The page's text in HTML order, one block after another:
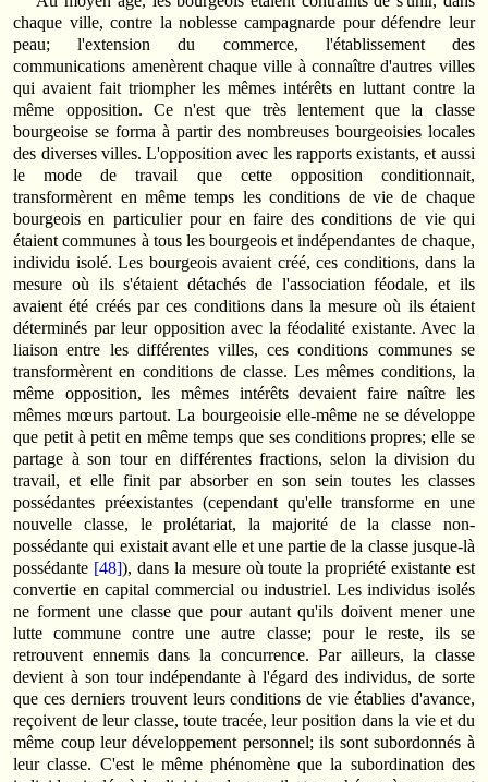
chaque ville, contre la noblesse campagnarde pour défendre leur
peau; l'extension du commerce, l'établissement des
communications amenèrent chaque ville à connaître d'autres villes
qui avaient fait triompher les mêmes intérêts en luttant contre la
même opposition. Ce n'est que très lentement que la classe
bourgeoise se forma à partir des nombreuses bourgeoisies locales
des diverses villes. L'opposition avec les rapports existants, et aussi
le mode de travail que cette opposition conditionnait,
transformèrent en même temps les conditions de vie de chaque
bourgeois en particulier pour en faire des conditions de vie qui
étaient communes à tous les bourgeois et indépendantes de chaque,
individu isolé. Les bourgeois avaient créé, ces conditions, dans la
mesure où ils s'étaient détachés de l'association féodale, et ils
avaient été créés par ces conditions dans la mesure où ils étaient
déterminés par leur opposition avec la féodalité existante. Avec la
liaison entre les différentes villes, ces conditions communes se
transformèrent en conditions de classe. Les mêmes conditions, la
même opposition, les mêmes intérêts devaient faire naître les
mêmes mœurs partout. La bourgeoisie elle-même ne se développe
que petit à petit en même temps que ses conditions propres; elle se
partage à son tour en différentes fractions, selon la division du
travail, et elle finit par absorber en son sein toutes les classes
possédantes préexistantes (cependant qu'elle transforme en une
nouvelle classe, le prolétariat, la majorité de la classe non-
possédante qui existait avant elle et une partie de la classe jusque-là
possédante [48]), dans la mesure où toute la propriété existante est
convertie en capital commercial ou industriel. Les individus isolés
ne forment une classe que pour autant qu'ils doivent mener une
lutte commune contre une autre classe; pour le reste, ils se
retrouvent ennemis dans la concurrence. Par ailleurs, la classe
devient à son tour indépendante à l'égard des individus, de sorte
que ces derniers trouvent leurs conditions de vie établies d'avance,
reçoivent de leur classe, toute tracée, leur position dans la vie et du
même coup leur développement personnel; ils sont subordonnés à
leur classe. C'est le même phénomène que la subordination des